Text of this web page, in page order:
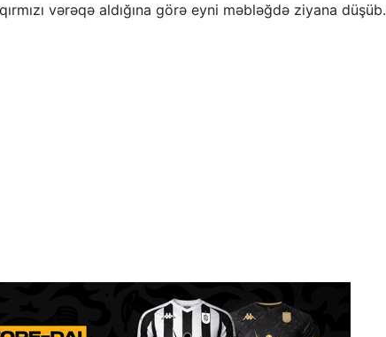
vərəqə aldığına görə eyni məbləğdə ziyana düşüb.